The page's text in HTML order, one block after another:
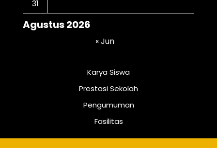
Agustus 2026
31
« Jun
Karya Siswa
Prestasi Sekolah
Pengumuman
Fasilitas